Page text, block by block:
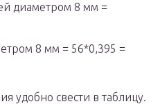
диаметром 8 мм =
8 мм = 56*0,395 =
удобно свести в таблицу.